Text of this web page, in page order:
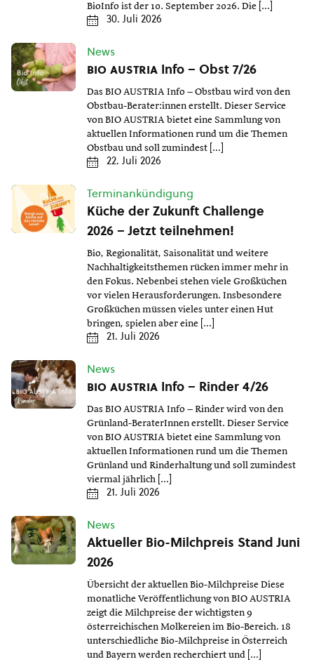
BioInfo ist der 10. September 2026. Die […]
30. Juli 2026
News
bio austria Info – Obst 7/26
Das BIO AUSTRIA Info – Obstbau wird von den
Obstbau-Berater:innen erstellt. Dieser Service
von BIO AUSTRIA bietet eine Sammlung von
aktuellen Informationen rund um die Themen
Obstbau und soll zumindest […]
22. Juli 2026
Terminankündigung
Küche der Zukunft Challenge
2026 – Jetzt teilnehmen!
Bio, Regionalität, Saisonalität und weitere
Nachhaltigkeitsthemen rücken immer mehr in
den Fokus. Nebenbei stehen viele Großküchen
vor vielen Herausforderungen. Insbesondere
Großküchen müssen vieles unter einen Hut
bringen, spielen aber eine […]
21. Juli 2026
News
bio austria Info – Rinder 4/26
Das BIO AUSTRIA Info – Rinder wird von den
Grünland-BeraterInnen erstellt. Dieser Service
von BIO AUSTRIA bietet eine Sammlung von
aktuellen Informationen rund um die Themen
Grünland und Rinderhaltung und soll zumindest
viermal jährlich […]
21. Juli 2026
News
Aktueller Bio-Milchpreis Stand Juni
2026
Übersicht der aktuellen Bio-Milchpreise Diese
monatliche Veröffentlichung von BIO AUSTRIA
zeigt die Milchpreise der wichtigsten 9
österreichischen Molkereien im Bio-Bereich. 18
unterschiedliche Bio-Milchpreise in Österreich
und Bayern werden recherchiert und […]